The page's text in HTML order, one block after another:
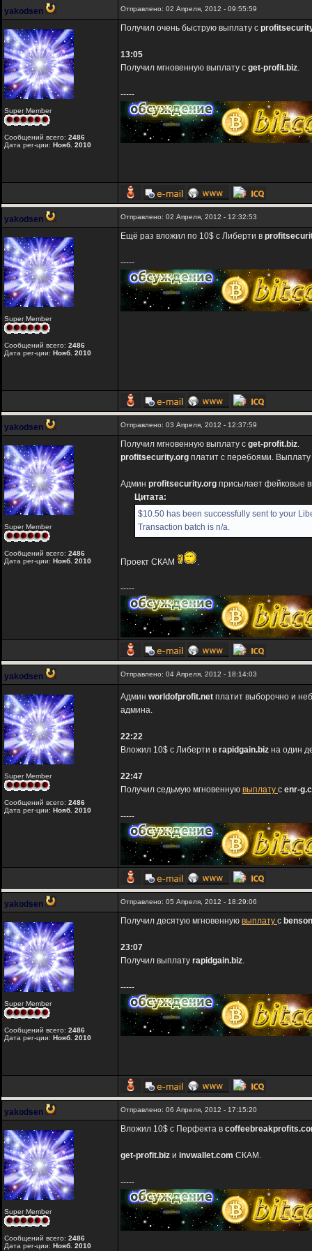
yakodsen Отправлено: 02 Апреля, 2012 - 09:55:59
Super Member
Сообщений всего: 2486
Дата рег-ции: Нояб. 2010
Получил очень быструю выплату с
13:05
Получил мгновенную выплату с get-profit.biz.
-----
yakodsen Отправлено: 02 Апреля, 2012 - 12:32:53
Super Member
Сообщений всего: 2486
Дата рег-ции: Нояб. 2010
Ещё раз вложил по 10$ с Либерти в
-----
yakodsen Отправлено: 03 Апреля, 2012 - 12:37:59
Super Member
Сообщений всего: 2486
Дата рег-ции: Нояб. 2010
Получил мгновенную выплату с get-profit.biz.
profitsecurity.org платит с перебоями. Выплату
Админ profitsecurity.org присылает фейковые
Цитата:
$10.50 has been successfully sent to your
Transaction batch is n/a.
Проект СКАМ .
-----
yakodsen Отправлено: 04 Апреля, 2012 - 18:14:03
Super Member
Сообщений всего: 2486
Дата рег-ции: Нояб. 2010
Админ worldofprofit.net платит выборочно и
админа.
22:22
Вложил 10$ с Либерти в rapidgain.biz на один
22:47
Получил седьмую мгновенную выплату с enr-
-----
yakodsen Отправлено: 05 Апреля, 2012 - 18:29:06
Super Member
Сообщений всего: 2486
Дата рег-ции: Нояб. 2010
Получил десятую мгновенную выплату c
23:07
Получил выплату rapidgain.biz.
-----
yakodsen Отправлено: 06 Апреля, 2012 - 17:15:20
Super Member
Сообщений всего: 2486
Дата рег-ции: Нояб. 2010
Вложил 10$ с Перфекта в
get-profit.biz и invwallet.com СКАМ.
-----